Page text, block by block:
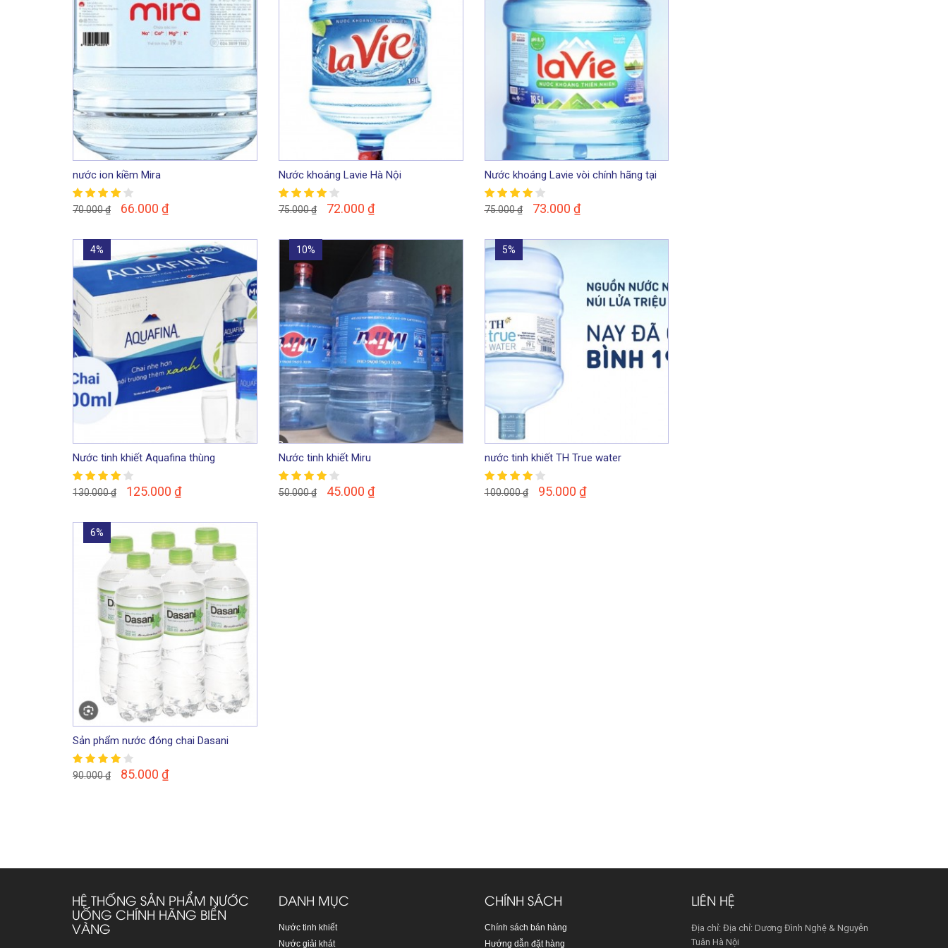
nước ion kiềm Mira
70.000₫ 66.000 ₫
Nước khoáng Lavie Hà Nội
75.000₫ 72.000 ₫
Nước khoáng Lavie vòi chính hãng tại
Hà Nội
75.000₫ 73.000 ₫
Nước tinh khiết Aquafina thùng
130.000₫ 125.000 ₫
4%
Nước tinh khiết Miru
50.000₫ 45.000 ₫
10%
nước tinh khiết TH True water
100.000₫ 95.000 ₫
5%
Sản phẩm nước đóng chai Dasani
350ml
90.000₫ 85.000 ₫
6%
HỆ THỐNG SẢN PHẨM NƯỚC
UỐNG CHÍNH HÃNG BIỂN
VÀNG
DANH MỤC
Nước tinh khiết
Nước giải khát
CHÍNH SÁCH
Chính sách bán hàng
Hướng dẫn đặt hàng
LIÊN HỆ
Địa chỉ: Địa chỉ: Dương Đình Nghệ & Nguyễn
Tuân Hà Nội